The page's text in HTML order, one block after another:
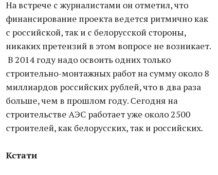
На встрече с журналистами он отметил, что
финансирование проекта ведется ритмично как
с российской, так и с белорусской стороны,
никаких претензий в этом вопросе не возникает.
В 2014 году надо освоить одних только
строительно-монтажных работ на сумму около 8
миллиардов российских рублей, что в два раза
больше, чем в прошлом году. Сегодня на
строительстве АЭС работает уже около 2500
строителей, как белорусских, так и российских.
Кстати